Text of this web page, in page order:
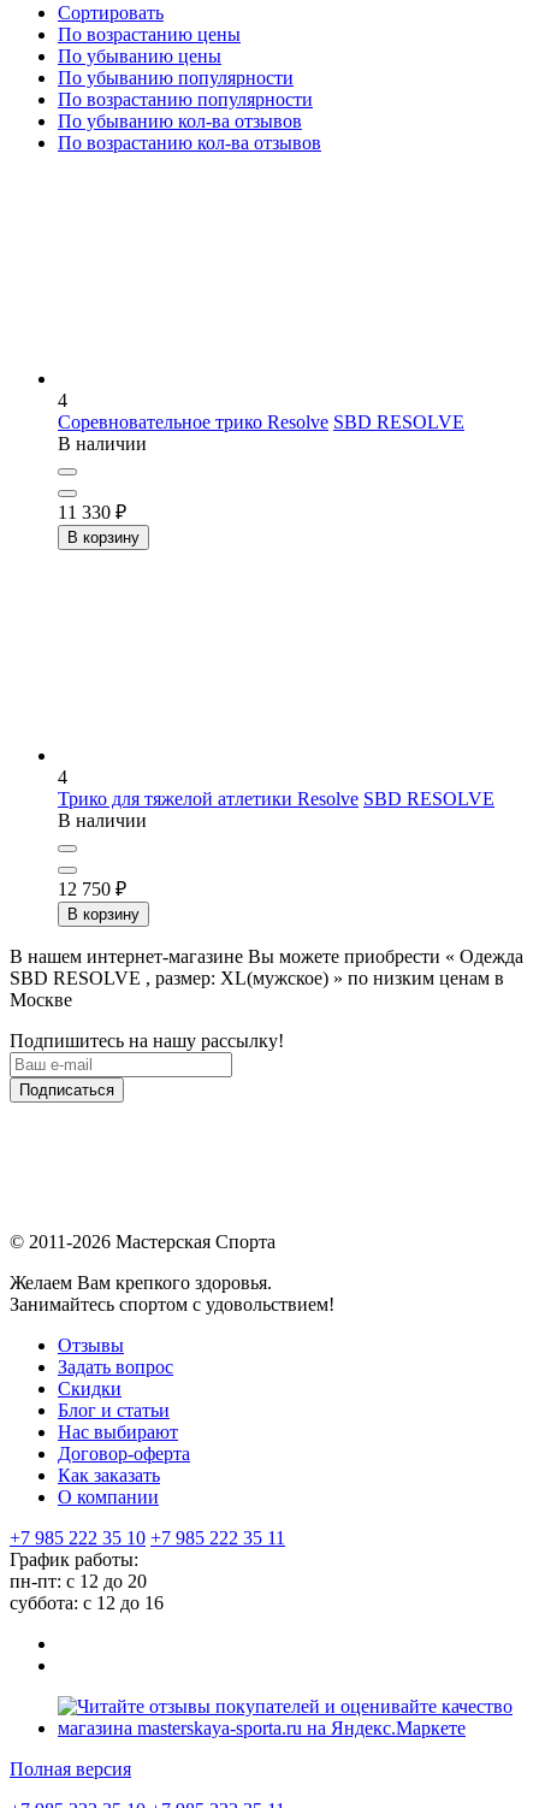
Сортировать
По возрастанию цены
По убыванию цены
По убыванию популярности
По возрастанию популярности
По убыванию кол-ва отзывов
По возрастанию кол-ва отзывов
4
Соревновательное трико Resolve SBD RESOLVE
В наличии
11 330 ₽
В корзину
4
Трико для тяжелой атлетики Resolve SBD RESOLVE
В наличии
12 750 ₽
В корзину
В нашем интернет-магазине Вы можете приобрести « Одежда
SBD RESOLVE , размер: XL(мужское) » по низким ценам в
Москве
Подпишитесь на нашу рассылку!
Подписаться
© 2011-2026 Мастерская Спорта
Желаем Вам крепкого здоровья.
Занимайтесь спортом с удовольствием!
Отзывы
Задать вопрос
Скидки
Блог и статьи
Нас выбирают
Договор-оферта
Как заказать
О компании
+7 985 222 35 10 +7 985 222 35 11
График работы:
пн-пт: с 12 до 20
суббота: c 12 до 16
Полная версия